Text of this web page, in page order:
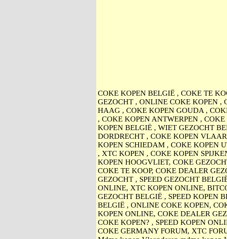
COKE KOPEN BELGIË , COKE TE
GEZOCHT , ONLINE COKE KOPEN ,
HAAG , COKE KOPEN GOUDA ,
, COKE KOPEN ANTWERPEN ,
KOPEN BELGIË , WIET GEZOCHT
DORDRECHT , COKE KOPEN
KOPEN SCHIEDAM , COKE KOPEN
, XTC KOPEN , COKE KOPEN
KOPEN HOOGVLIET, COKE
COKE TE KOOP, COKE DEALER
GEZOCHT , SPEED GEZOCHT
ONLINE, XTC KOPEN ONLINE,
GEZOCHT BELGIË , SPEED KOPEN
BELGIË , ONLINE COKE KOPEN,
KOPEN ONLINE, COKE DEALER
COKE KOPEN? , SPEED KOPEN
COKE GERMANY FORUM, XTC